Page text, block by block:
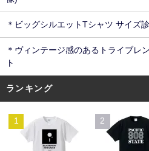
＊ビッグシルエットTシャツ サイズ
＊ヴィンテージ感のあるトライブレ
ト
ランキング
1 2